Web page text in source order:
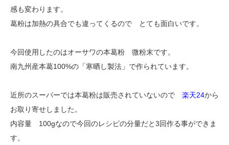
感も変わります。
葛粉は加熱の具合でも違ってくるので とても面白いです。
今回使用したのはオーサワの本葛粉 微粉末です。
南九州産本葛100%の「寒晒し製法」で作られています。
近所のスーパーでは本葛粉は販売されていないので 楽天24から
お取り寄せしました。
内容量 100gなので今回のレシピの分量だと3回作る事ができま
す。